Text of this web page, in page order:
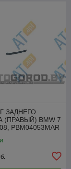
ЗАДНЕГО
(ПРАВЫЙ) BMW 7
PBM04053MAR